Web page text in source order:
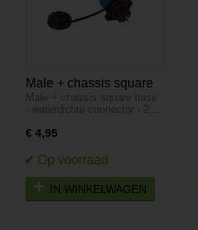
Male + chassis square
base - waterdichte
connector - 2 aderig -
IP68
Male + chassis square base
- waterdichte connector - 2…
€ 4,95
IN WINKELWAGEN